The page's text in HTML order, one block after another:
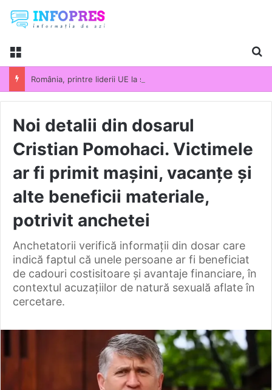
Menu
Noi detalii din dosarul
Cristian Pomohaci. Victimele
ar fi primit mașini, vacanțe și
alte beneficii materiale,
potrivit anchetei
Anchetatorii verifică informații din dosar care
indică faptul că unele persoane ar fi beneficiat
de cadouri costisitoare și avantaje financiare, în
contextul acuzațiilor de natură sexuală aflate în
cercetare.